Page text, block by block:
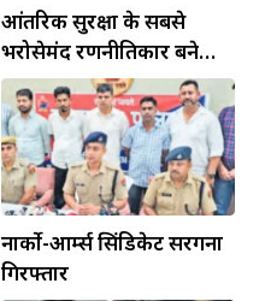
आंतरिक सुरक्षा के सबसे
भरोसेमंद रणनीतिकार बने
रहेंगे गोविंद मोहन
नार्को-आर्म्स सिंडिकेट सरगना
गिरफ्तार